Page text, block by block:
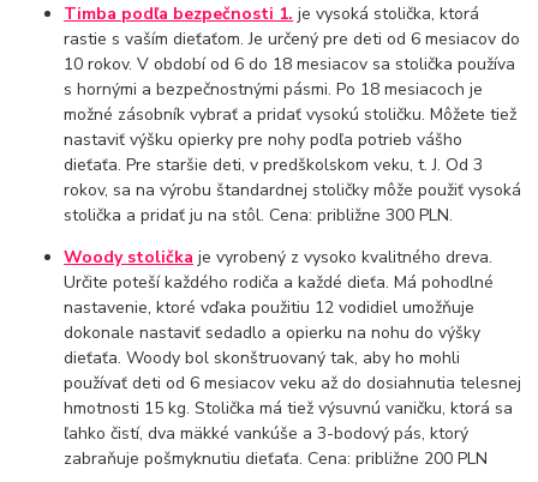
Timba podľa bezpečnosti 1. je vysoká stolička, ktorá
rastie s vaším dieťaťom. Je určený pre deti od 6 mesiacov do
10 rokov. V období od 6 do 18 mesiacov sa stolička používa
s hornými a bezpečnostnými pásmi. Po 18 mesiacoch je
možné zásobník vybrať a pridať vysokú stoličku. Môžete tiež
nastaviť výšku opierky pre nohy podľa potrieb vášho
dieťaťa. Pre staršie deti, v predškolskom veku, t. J. Od 3
rokov, sa na výrobu štandardnej stoličky môže použiť vysoká
stolička a pridať ju na stôl. Cena: približne 300 PLN.
Woody stolička je vyrobený z vysoko kvalitného dreva.
Určite poteší každého rodiča a každé dieťa. Má pohodlné
nastavenie, ktoré vďaka použitiu 12 vodidiel umožňuje
dokonale nastaviť sedadlo a opierku na nohu do výšky
dieťaťa. Woody bol skonštruovaný tak, aby ho mohli
používať deti od 6 mesiacov veku až do dosiahnutia telesnej
hmotnosti 15 kg. Stolička má tiež výsuvnú vaničku, ktorá sa
ľahko čistí, dva mäkké vankúše a 3-bodový pás, ktorý
zabraňuje pošmyknutiu dieťaťa. Cena: približne 200 PLN